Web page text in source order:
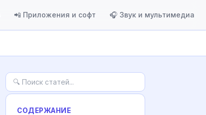
📲 Приложения и софт 🎧 Звук и мультимедиа
СОДЕРЖАНИЕ